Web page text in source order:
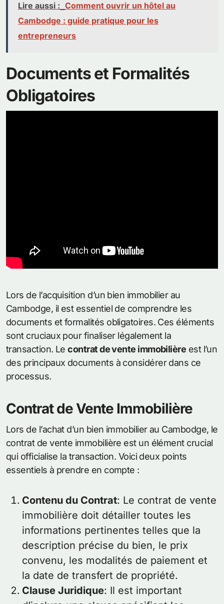
Lire aussi : Comment ouvrir un hôtel au
Cambodge : guide pratique pour les
entrepreneurs
Documents et Formalités
Obligatoires
Lors de l’acquisition d’un bien immobilier au
Cambodge, il est essentiel de comprendre les
documents et formalités obligatoires. Ces éléments
sont cruciaux pour finaliser légalement la
transaction. Lecontrat de vente immobilière est l’un
des principaux documents à considérer dans ce
processus.
Contrat de Vente Immobilière
Lors de l’achat d’un bien immobilier au Cambodge, le
contrat de vente immobilière est un élément crucial
qui officialise la transaction. Voici deux points
essentiels à prendre en compte :
Contenu du Contrat: Le contrat de vente
immobilière doit détailler toutes les
informations pertinentes telles que la
description précise du bien, le prix
convenu, les modalités de paiement et
la date de transfert de propriété.
Clause Juridique: Il est important